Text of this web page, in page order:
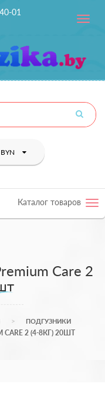
01
Toggle
Каталог товаров
Care 2
ПОДГУЗНИКИ
CARE 2 (4-8КГ) 20ШТ